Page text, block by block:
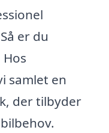
er du
samlet en
der tilbyder